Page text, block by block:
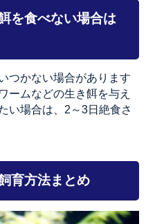
を食べない場合は
つかない場合があります
ームなどの生き餌を与え
い場合は、2～3日絶食さ
育方法まとめ